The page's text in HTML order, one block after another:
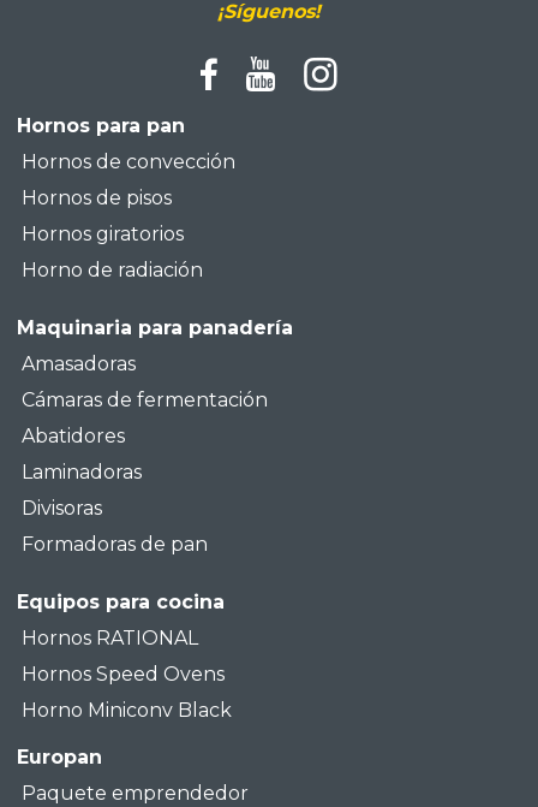
¡Síguenos!
Hornos para pan
Hornos de convección
Hornos de pisos
Hornos giratorios
Horno de radiación
Maquinaria para panadería
Amasadoras
Cámaras de fermentación
Abatidores
Laminadoras
Divisoras
Formadoras de pan
Equipos para cocina
Hornos RATIONAL
Hornos Speed Ovens
Horno Miniconv Black
Europan
Paquete emprendedor